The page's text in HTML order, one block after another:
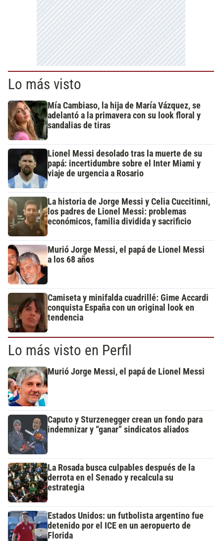
Lo más visto
Mía Cambiaso, la hija de María Vázquez, se
adelantó a la primavera con su look floral y
sandalias de tiras
Lionel Messi desolado tras la muerte de su
papá: incertidumbre sobre el Inter Miami y
viaje de urgencia a Rosario
La historia de Jorge Messi y Celia Cuccitinni,
los padres de Lionel Messi: problemas
económicos, familia dividida y sacrificio
Murió Jorge Messi, el papá de Lionel Messi
a los 68 años
Camiseta y minifalda cuadrillé: Gime Accardi
conquista España con un original look en
tendencia
Lo más visto en Perfil
Murió Jorge Messi, el papá de Lionel Messi
Caputo y Sturzenegger crean un fondo para
indemnizar y “ganar” sindicatos aliados
La Rosada busca culpables después de la
derrota en el Senado y recalcula su
estrategia
Estados Unidos: un futbolista argentino fue
detenido por el ICE en un aeropuerto de
Florida